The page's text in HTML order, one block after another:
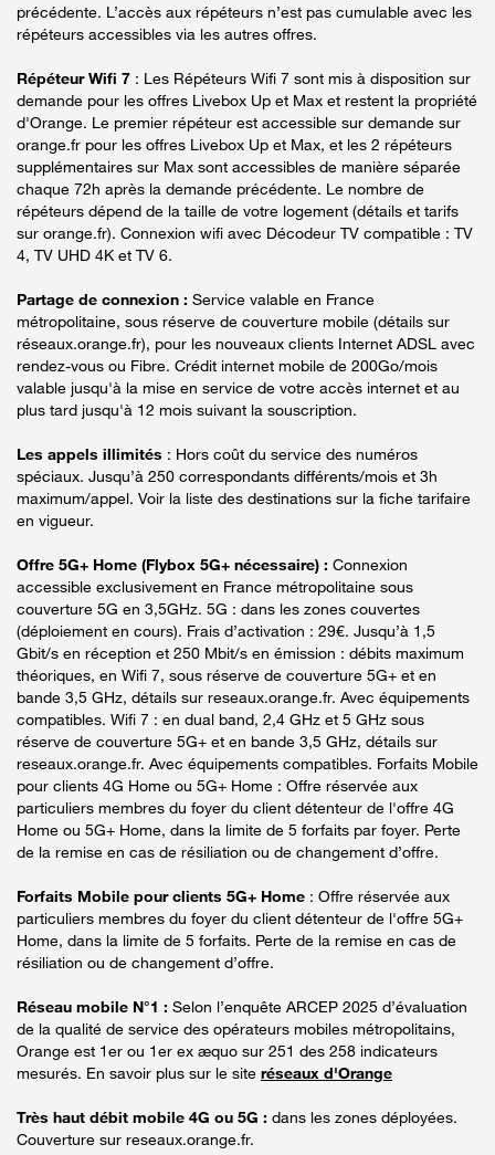
précédente. L’accès aux répéteurs n’est pas cumulable avec les
répéteurs accessibles via les autres offres.
Répéteur Wifi 7 : Les Répéteurs Wifi 7 sont mis à disposition sur
demande pour les offres Livebox Up et Max et restent la propriété
d'Orange. Le premier répéteur est accessible sur demande sur
orange.fr pour les offres Livebox Up et Max, et les 2 répéteurs
supplémentaires sur Max sont accessibles de manière séparée
chaque 72h après la demande précédente. Le nombre de
répéteurs dépend de la taille de votre logement (détails et tarifs
sur orange.fr). Connexion wifi avec Décodeur TV compatible : TV
4, TV UHD 4K et TV 6.
Partage de connexion : Service valable en France
métropolitaine, sous réserve de couverture mobile (détails sur
réseaux.orange.fr), pour les nouveaux clients Internet ADSL avec
rendez-vous ou Fibre. Crédit internet mobile de 200Go/mois
valable jusqu'à la mise en service de votre accès internet et au
plus tard jusqu'à 12 mois suivant la souscription.
Les appels illimités : Hors coût du service des numéros
spéciaux. Jusqu’à 250 correspondants différents/mois et 3h
maximum/appel. Voir la liste des destinations sur la fiche tarifaire
en vigueur.
Offre 5G+ Home (Flybox 5G+ nécessaire) : Connexion
accessible exclusivement en France métropolitaine sous
couverture 5G en 3,5GHz. 5G : dans les zones couvertes
(déploiement en cours). Frais d’activation : 29€. Jusqu’à 1,5
Gbit/s en réception et 250 Mbit/s en émission : débits maximum
théoriques, en Wifi 7, sous réserve de couverture 5G+ et en
bande 3,5 GHz, détails sur reseaux.orange.fr. Avec équipements
compatibles. Wifi 7 : en dual band, 2,4 GHz et 5 GHz sous
réserve de couverture 5G+ et en bande 3,5 GHz, détails sur
reseaux.orange.fr. Avec équipements compatibles. Forfaits Mobile
pour clients 4G Home ou 5G+ Home : Offre réservée aux
particuliers membres du foyer du client détenteur de l'offre 4G
Home ou 5G+ Home, dans la limite de 5 forfaits par foyer. Perte
de la remise en cas de résiliation ou de changement d’offre.
Forfaits Mobile pour clients 5G+ Home : Offre réservée aux
particuliers membres du foyer du client détenteur de l'offre 5G+
Home, dans la limite de 5 forfaits. Perte de la remise en cas de
résiliation ou de changement d’offre.
Réseau mobile N°1 : Selon l’enquête ARCEP 2025 d’évaluation
de la qualité de service des opérateurs mobiles métropolitains,
Orange est 1er ou 1er ex æquo sur 251 des 258 indicateurs
mesurés. En savoir plus sur le site réseaux d'Orange
Très haut débit mobile 4G ou 5G : dans les zones déployées.
Couverture sur reseaux.orange.fr.